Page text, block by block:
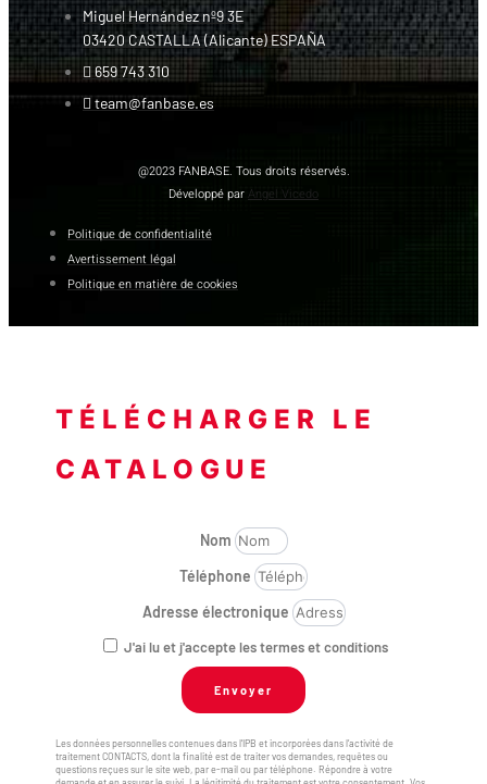
Miguel Hernández nº9 3E
03420 CASTALLA (Alicante) ESPAÑA
659 743 310
team@fanbase.es
@2023 FANBASE. Tous droits réservés.
Développé par Angel Vicedo
Politique de confidentialité
Avertissement légal
Politique en matière de cookies
TÉLÉCHARGER LE
CATALOGUE
Nom
Téléphone
Adresse électronique
J'ai lu et j'accepte les termes et conditions
Envoyer
Les données personnelles contenues dans l’IPB et incorporées dans l’activité de
traitement CONTACTS, dont la finalité est de traiter vos demandes, requêtes ou
questions reçues sur le site web, par e-mail ou par téléphone. Répondre à votre